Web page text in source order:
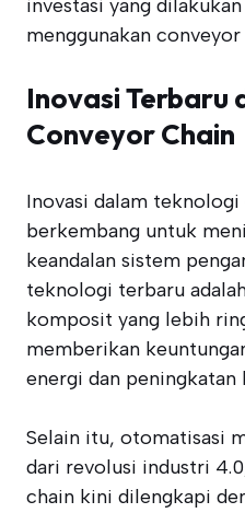
investasi yang
menggunakan
Inovasi Terbaru
Conveyor Chain
Inovasi dalam
berkembang untuk
keandalan sistem
teknologi terbaru
komposit yang lebih
memberikan
energi dan peningkatan
Selain itu, otomatisasi
dari revolusi industri
chain kini dilengkapi